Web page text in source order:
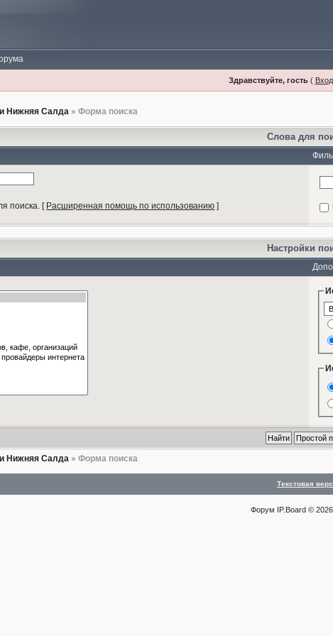
Здравствуйте, гость( Вход
Нижняя Салда » Форма поиска
Слова для
поиска. [ Расширенная помощь по использованию ]
Настройки
Нижняя Салда » Форма поиска
Текстовая
Форум IP.Board © 2026